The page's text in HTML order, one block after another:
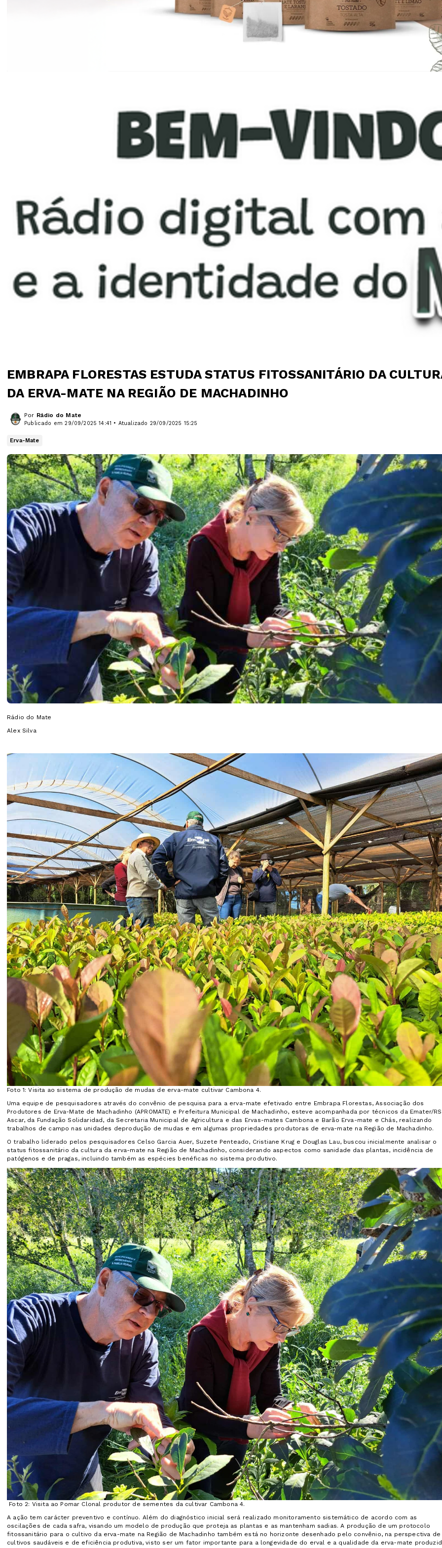
EMBRAPA FLORESTAS ESTUDA STATUS FITOSSANITÁRIO DA
DA ERVA-MATE NA REGIÃO DE MACHADINHO
Por Rádio do Mate
Publicado em 29/09/2025 14:41 • Atualizado 29/09/2025 15:25
Erva-Mate
Rádio do Mate
Alex Silva
Foto 1: Visita ao sistema de produção de mudas de erva-mate cultivar Cambona 4.
Uma equipe de pesquisadores através do convênio de pesquisa para a erva-mate efetivado entre Embrapa Florestas, Associação dos
Produtores de Erva-Mate de Machadinho (APROMATE) e Prefeitura Municipal de Machadinho, esteve acompanhada por técnicos da Emater/
Ascar, da Fundação Solidaridad, da Secretaria Municipal de Agricultura e das Ervas-mates Cambona e Barão Erva-mate e Chás, realizando
trabalhos de campo nas unidades deprodução de mudas e em algumas propriedades produtoras de erva-mate na Região de Machadinho.
O trabalho liderado pelos pesquisadores Celso Garcia Auer, Suzete Penteado, Cristiane Krug e Douglas Lau, buscou inicialmente analisar o
status fitossanitário da cultura da erva-mate na Região de Machadinho, considerando aspectos como sanidade das plantas, incidência de
patógenos e de pragas, incluindo também as espécies benéficas no sistema produtivo.
Foto 2: Visita ao Pomar Clonal produtor de sementes da cultivar Cambona 4.
A ação tem carácter preventivo e contínuo. Além do diagnóstico inicial será realizado monitoramento sistemático de acordo com as
oscilações de cada safra, visando um modelo de produção que proteja as plantas e as mantenham sadias. A produção de um protocolo
fitossanitário para o cultivo da erva-mate na Região de Machadinho também está no horizonte desenhado pelo convênio, na perspectiva de
cultivos saudáveis e de eficiência produtiva, visto ser um fator importante para a longevidade do erval e a qualidade da erva-mate